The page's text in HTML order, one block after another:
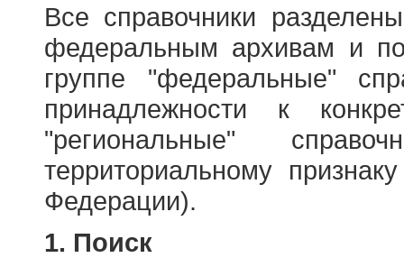
Все справочники
федеральным архивам и
группе "федеральные"
принадлежности к
"региональные"
территориальному
Федерации).
1. Поиск